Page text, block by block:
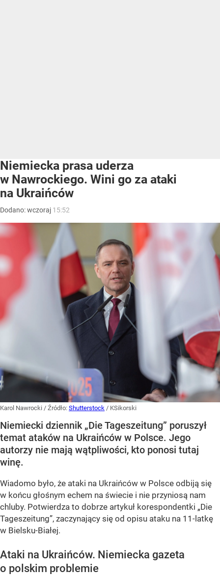
Niemiecka prasa uderza
w Nawrockiego. Wini go za ataki
na Ukraińców
Dodano:wczoraj 15:52
Karol Nawrocki / Źródło: Shutterstock / KSikorski
Niemiecki dziennik „Die Tageszeitung” poruszył
temat ataków na Ukraińców w Polsce. Jego
autorzy nie mają wątpliwości, kto ponosi tutaj
winę.
Wiadomo było, że ataki na Ukraińców w Polsce odbiją się
w końcu głośnym echem na świecie i nie przyniosą nam
chluby. Potwierdza to dobrze artykuł korespondentki „Die
Tageszeitung”, zaczynający się od opisu ataku na 11-latkę
w Bielsku-Białej.
Ataki na Ukraińców. Niemiecka gazeta
o polskim problemie